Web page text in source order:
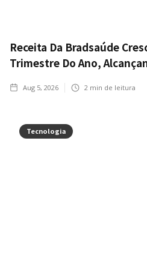
Receita Da Bradsaúde
Trimestre Do Ano,
Aug 5, 2026 2 min de leitura
Tecnologia